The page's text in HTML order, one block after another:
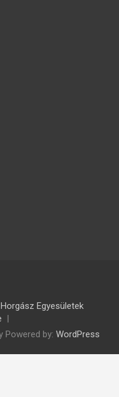
Egyesületek
Powered by: WordPress